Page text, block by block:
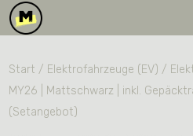
Start / Elektrofahrzeuge (EV) /
MY26 | Mattschwarz | inkl.
(Setangebot)